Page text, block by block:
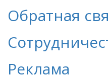
Обратная
Реклама